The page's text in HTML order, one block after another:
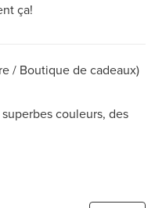
ça!
/ Boutique de cadeaux)
couleurs, des